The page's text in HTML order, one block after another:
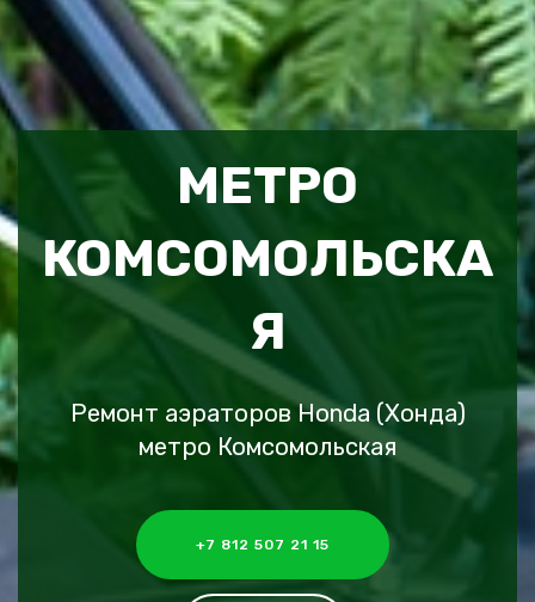
МЕТРО
КОМСОМОЛЬСКА
Я
Ремонт аэраторов Honda (Хонда)
метро Комсомольская
+7 812 507 21 15